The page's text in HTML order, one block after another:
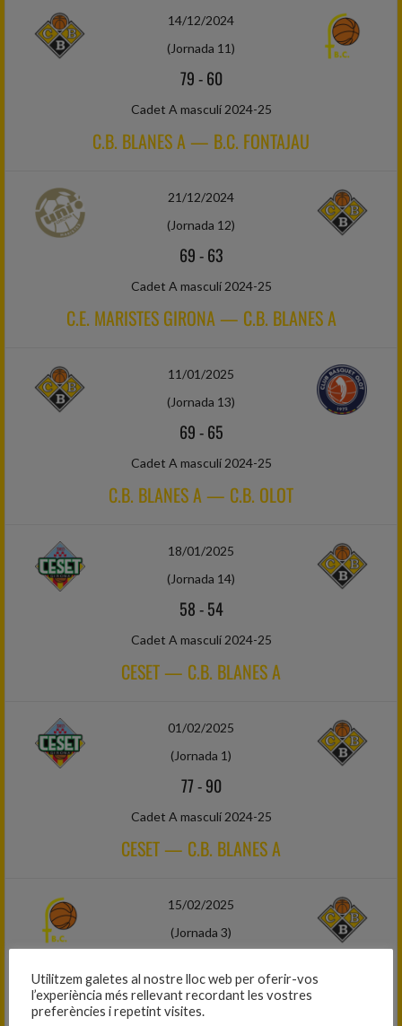
14/12/2024
(Jornada 11)
79-60
Cadet A masculí 2024-25
C.B. BLANES A — B.C. FONTAJAU
21/12/2024
(Jornada 12)
69-63
Cadet A masculí 2024-25
C.E. MARISTES GIRONA — C.B. BLANES A
11/01/2025
(Jornada 13)
69-65
Cadet A masculí 2024-25
C.B. BLANES A — C.B. OLOT
18/01/2025
(Jornada 14)
58-54
Cadet A masculí 2024-25
CESET — C.B. BLANES A
01/02/2025
(Jornada 1)
77-90
Cadet A masculí 2024-25
CESET — C.B. BLANES A
15/02/2025
(Jornada 3)
Cadet A masculí 2024-25
Utilitzem galetes al nostre lloc web per oferir-vos
l’experiència més rellevant recordant les vostres
preferències i repetint visites.